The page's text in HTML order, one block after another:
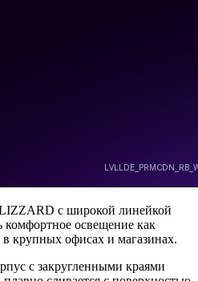
с широкой линейкой
комфортное освещение как
в крупных офисах и магазинах.
с закругленными краями